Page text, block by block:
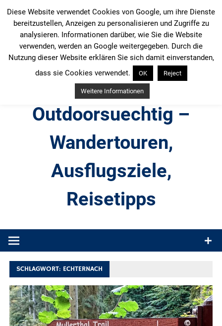
Inhalt
springen
Outdoorsuechtig –
Wandertouren,
Ausflugsziele,
Reisetipps
Produkttests und Buchrezensionen. Ein Blog für alle, die gern
SCHLAGWORT: ECHTERNACH
Diese Website verwendet Cookies von Google, um ihre Dienste
bereitzustellen, Anzeigen zu personalisieren und Zugriffe zu
analysieren. Informationen darüber, wie Sie die Website
verwenden, werden an Google weitergegeben. Durch die
Nutzung dieser Website erklären Sie sich damit einverstanden,
dass sie Cookies verwendet.
OK Reject
Weitere Informationen